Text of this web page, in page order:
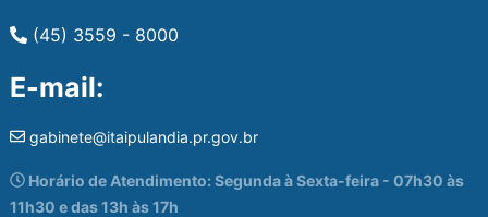
(45) 3559 - 8000
E-mail:
gabinete@itaipulandia.pr.gov.br
Horário de Atendimento: Segunda à Sexta-feira - 07h30 às
11h30 e das 13h às 17h